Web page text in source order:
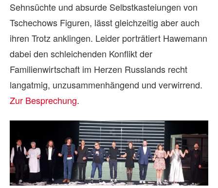
Sehnsüchte und absurde Selbstkasteiungen von
Tschechows Figuren, lässt gleichzeitig aber auch
ihren Trotz anklingen. Leider porträtiert Hawemann
dabei den schleichenden Konflikt der
Familienwirtschaft im Herzen Russlands recht
langatmig, unzusammenhängend und verwirrend.
Zur Besprechung.